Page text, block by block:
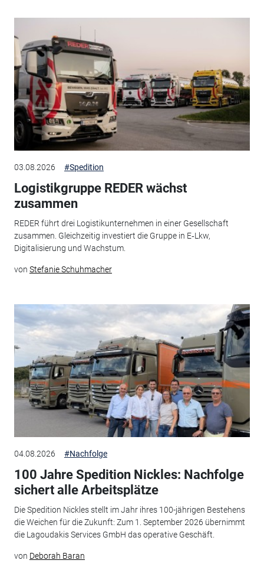
03.08.2026 #Spedition
Logistikgruppe REDER wächst
zusammen
REDER führt drei Logistikunternehmen in einer Gesellschaft
zusammen. Gleichzeitig investiert die Gruppe in E‑Lkw,
Digitalisierung und Wachstum.
von Stefanie Schuhmacher
04.08.2026 #Nachfolge
100 Jahre Spedition Nickles: Nachfolge
sichert alle Arbeitsplätze
Die Spedition Nickles stellt im Jahr ihres 100-jährigen Bestehens
die Weichen für die Zukunft: Zum 1. September 2026 übernimmt
die Lagoudakis Services GmbH das operative Geschäft.
von Deborah Baran